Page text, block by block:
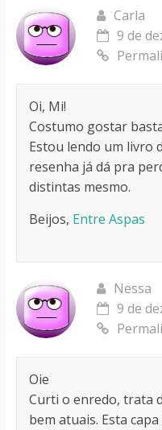
Carla
9 de
Oi, Mi!
Costumo gostar
Estou lendo um livro
resenha já dá pra
distintas mesmo.
Beijos, Entre Aspas
Nessa
9 de
Oie
Curti o enredo, trata
bem atuais. Esta